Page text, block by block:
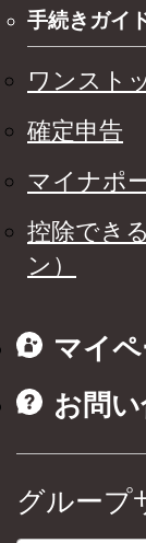
手続きガイ
ワンスト
確定申告
マイナポ
控除でき
ン）
マイ
お問
グループ